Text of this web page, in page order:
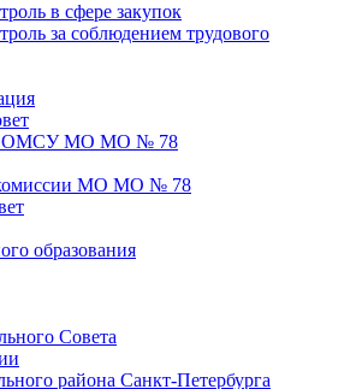
в сфере закупок
за соблюдением трудового
в ОМСУ МО МО № 78
МО МО № 78
образования
Совета
района Санкт-Петербурга